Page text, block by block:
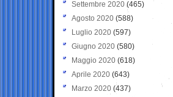
Settembre 2020(465)
Agosto 2020 (588)
Luglio 2020 (597)
Giugno 2020 (580)
Maggio 2020 (618)
Aprile 2020 (643)
Marzo 2020 (437)